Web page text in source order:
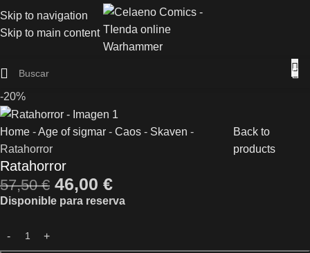
Skip to navigation
Skip to main content
-20%
Home -Age of sigmar - Caos - Skaven -
Ratahorror
Back to
products
Ratahorror
57,50€ 46,00 €
Disponible para reserva